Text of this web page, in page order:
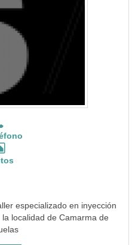
especializado en inyección
localidad de Camarma de